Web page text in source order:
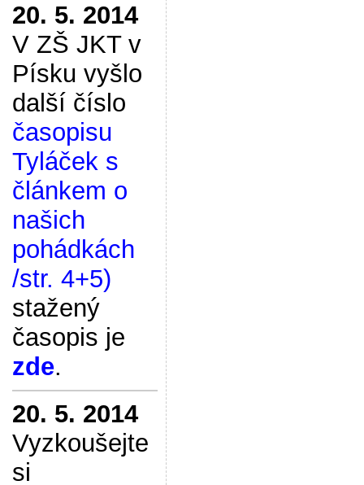
20. 5. 2014
V ZŠ JKT v
Písku vyšlo
další číslo
časopisu
Tyláček s
článkem o
našich
pohádkách
/str. 4+5)
stažený
časopis je
zde.
20. 5. 2014
Vyzkoušejte
si